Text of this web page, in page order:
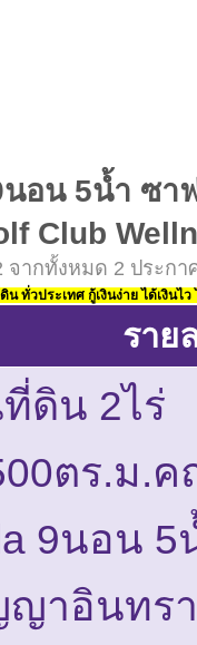
นอน 5น้ำ ซา
Club
จากทั้งหมด 2 ประกา
ทั่วประเทศ กู้เงินง่าย ได้เงินไ
ราย
ดิน 2ไร่
ตร.ม.ค
9นอน 5
าอินทรา